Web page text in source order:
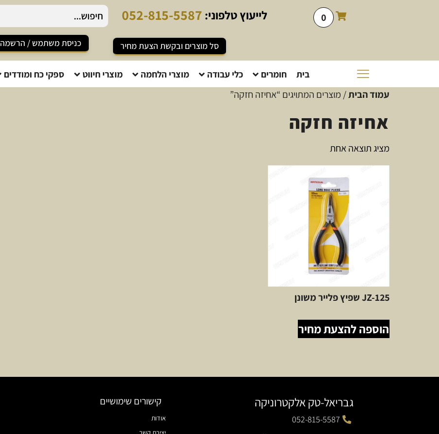
0 לייעוץטלפוני: 052-815-5587
סל מוצרים ובקשת הצעת מחיר כניסת משתמש / הרשמה
בית חומרים כלי עבודה מוצרי הלחמה מוצרי חיווט ספקי כח ומודדים
עמוד הבית/ מוצרים המתויגים “אחיזה חזקה”
אחיזה חזקה
מציג תוצאה אחת
JZ-125 שפיץ פלייר משונן
הוספה להצעת מחיר
גבריאל-טק אלקטרוניקה
052-815-5587
קישורים שימושיים
אודות